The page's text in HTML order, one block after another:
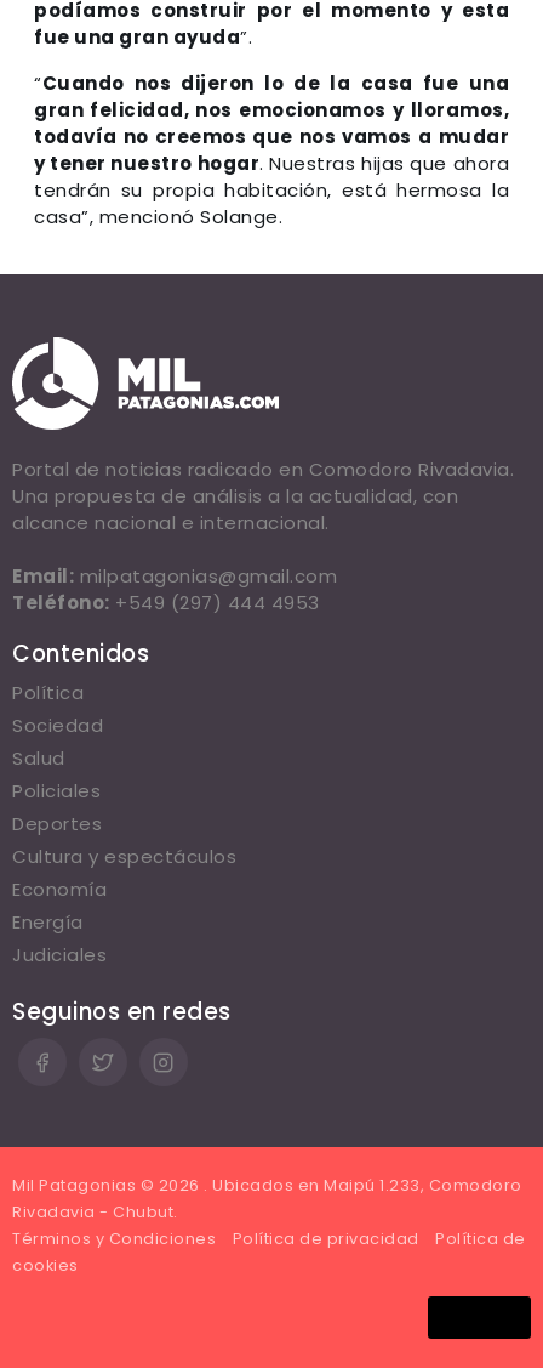
podíamos construir por el momento y esta
fue una gran ayuda”.
“Cuando nos dijeron lo de la casa fue una
gran felicidad, nos emocionamos y lloramos,
todavía no creemos que nos vamos a mudar
y tener nuestro hogar. Nuestras hijas que ahora
tendrán su propia habitación, está hermosa la
casa”, mencionó Solange.
Portal de noticias radicado en Comodoro Rivadavia.
Una propuesta de análisis a la actualidad, con
alcance nacional e internacional.
Email: milpatagonias@gmail.com
Teléfono: +549 (297) 444 4953
Contenidos
Política
Sociedad
Salud
Policiales
Deportes
Cultura y espectáculos
Economía
Energía
Judiciales
Seguinos en redes
Mil Patagonias © 2026 . Ubicados en Maipú 1.233, Comodoro
Rivadavia - Chubut.
Términos y Condiciones
Política de privacidad
Política de
cookies